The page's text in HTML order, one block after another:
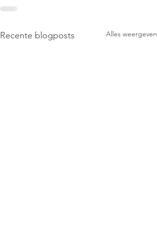
Recente blogposts Alles weergeven